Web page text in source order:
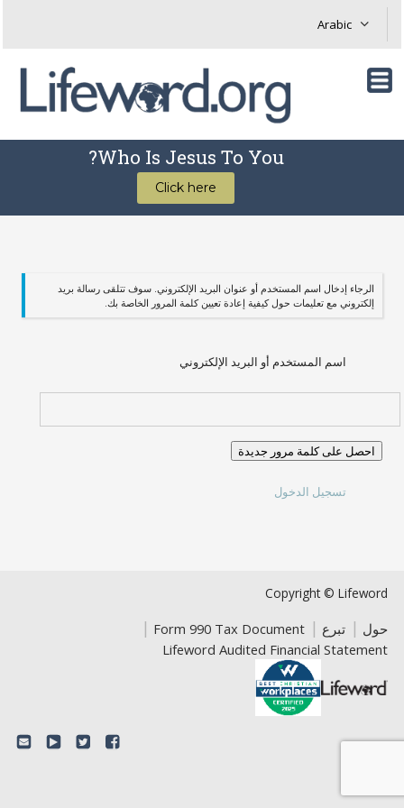
Who Is Jesus To You?
Click here
الرجاء إدخال اسم المستخدم أو عنوان البريد الإلكتروني. سوف تتلقى رسالة بريد
إلكتروني مع تعليمات حول كيفية إعادة تعيين كلمة المرور الخاصة بك.
اسم المستخدم أو البريد الإلكتروني
احصل على كلمة مرور جديدة
تسجيل الدخول
Copyright © Lifeword
حول تبرع
Form 990 Tax Document
Lifeword Audited Financial Statement